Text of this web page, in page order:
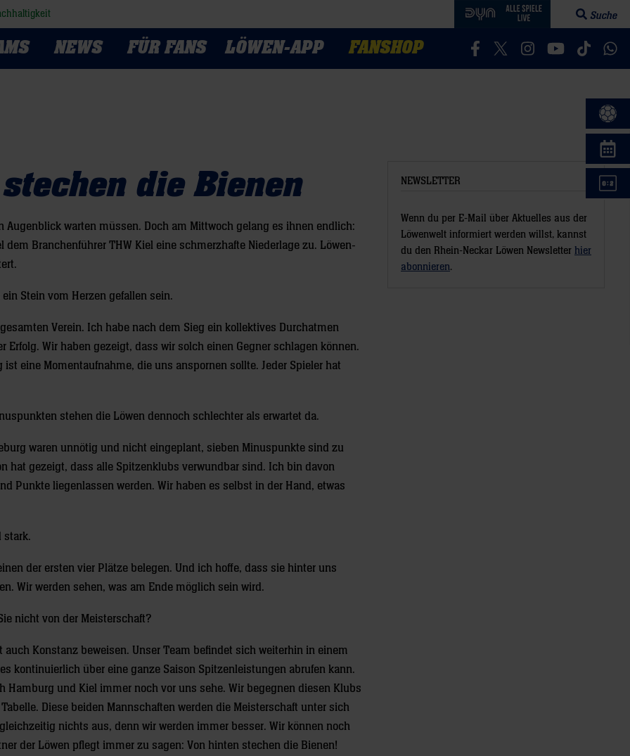
Suchfeld
Suche
NEWS FÜR FANS LÖWEN-APP FANSHOP Besucht uns auf Facebook
Besucht uns auf Twitter
Besucht uns auf
Besucht uns
Besucht
die Bienen
warten müssen. Doch am Mittwoch gelang es ihnen endlich:
Branchenführer THW Kiel eine schmerzhafte Niederlage zu. Löwen-
Stein vom Herzen gefallen sein.
Verein. Ich habe nach dem Sieg ein kollektives Durchatmen
Wir haben gezeigt, dass wir solch einen Gegner schlagen können.
eine Momentaufnahme, die uns anspornen sollte. Jeder Spieler hat
stehen die Löwen dennoch schlechter als erwartet da.
waren unnötig und nicht eingeplant, sieben Minuspunkte sind zu
hat gezeigt, dass alle Spitzenklubs verwundbar sind. Ich bin davon
Punkte liegenlassen werden. Wir haben es selbst in der Hand, etwas
stark.
der ersten vier Plätze belegen. Und ich hoffe, dass sie hinter uns
Wir werden sehen, was am Ende möglich sein wird.
nicht von der Meisterschaft?
Konstanz beweisen. Unser Team befindet sich weiterhin in einem
kontinuierlich über eine ganze Saison Spitzenleistungen abrufen kann.
und Kiel immer noch vor uns sehe. Wir begegnen diesen Klubs
Diese beiden Mannschaften werden die Meisterschaft unter sich
nichts aus, denn wir werden immer besser. Wir können noch
der Löwen pflegt immer zu sagen: Von hinten stechen die Bienen!
NEWSLETTER
Wenn du per E-Mail über Aktuelles aus der
Löwenwelt informiert werden willst, kannst
du den Rhein-Neckar Löwen Newsletter hier
abonnieren.